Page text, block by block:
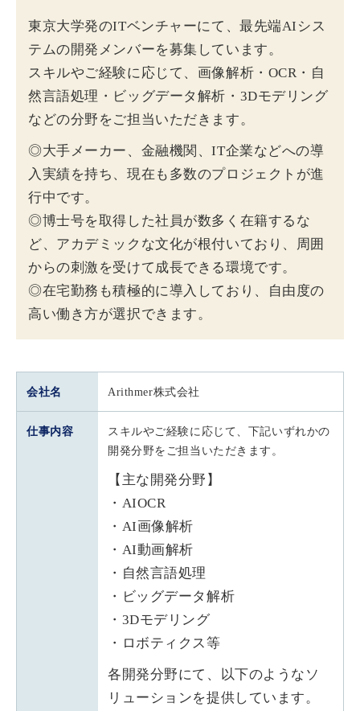
東京大学発のITベンチャーにて、最先端AIシス
テムの開発メンバーを募集しています。
スキルやご経験に応じて、画像解析・OCR・自
然言語処理・ビッグデータ解析・3Dモデリング
などの分野をご担当いただきます。
◎大手メーカー、金融機関、IT企業などへの導
入実績を持ち、現在も多数のプロジェクトが進
行中です。
◎博士号を取得した社員が数多く在籍するな
ど、アカデミックな文化が根付いており、周囲
からの刺激を受けて成長できる環境です。
◎在宅勤務も積極的に導入しており、自由度の
高い働き方が選択できます。
会社名 Arithmer株式会社
仕事内容
スキルやご経験に応じて、下記いずれかの
開発分野をご担当いただきます。
【主な開発分野】
・AIOCR
・AI画像解析
・AI動画解析
・自然言語処理
・ビッグデータ解析
・3Dモデリング
・ロボティクス等
各開発分野にて、以下のようなソ
リューションを提供しています。